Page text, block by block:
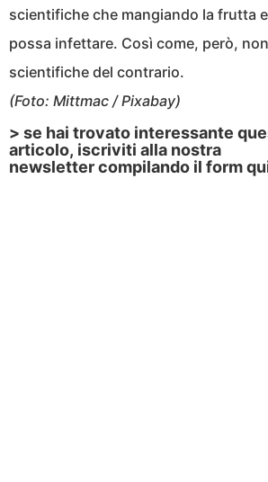
scientifiche che mangiando la frutta
possa infettare. Così come, però,
scientifiche del contrario.
(Foto: Mittmac / Pixabay)
> se hai trovato interessante
articolo, iscriviti alla nostra
newsletter compilando il form